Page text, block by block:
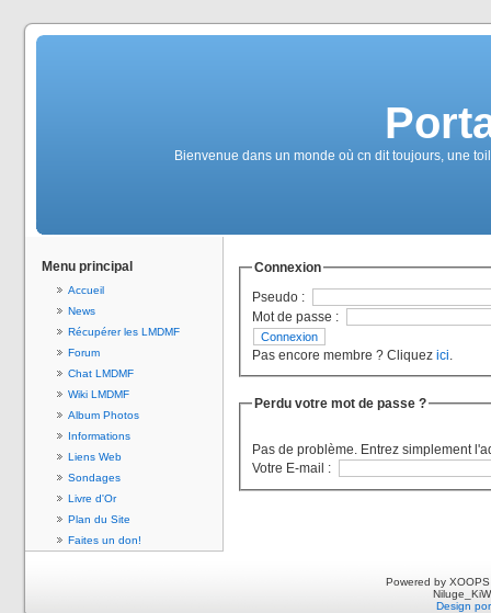
Bienvenue dans un monde où cn dit toujours, une
Menu principal
Accueil
News
Récupérer les LMDMF
Forum
Chat LMDMF
Wiki LMDMF
Album Photos
Informations
Liens Web
Sondages
Livre d'Or
Plan du Site
Faites un don!
Connexion
Pseudo :
Mot de passe :
Pas encore membre ? Cliquez ici.
Perdu votre mot de passe ?
Pas de problème. Entrez simplement
Votre E-mail :
Powered by
Design